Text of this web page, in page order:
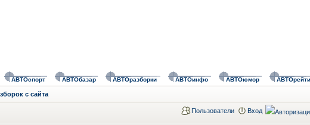
АВТОспорт АВТОбазар АВТОразборки АВТОинфо АВТОюмор
с сайта
Пользователи Вход